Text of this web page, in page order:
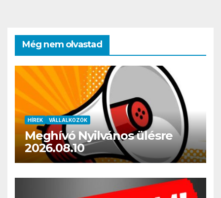
Még nem olvastad
HÍREK VÁLLALKOZÓK
Meghívó Nyilvános ülésre
2026.08.10